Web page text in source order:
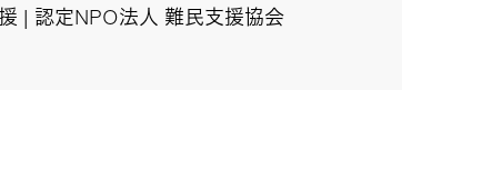
| 認定NPO法人 難民支援協会